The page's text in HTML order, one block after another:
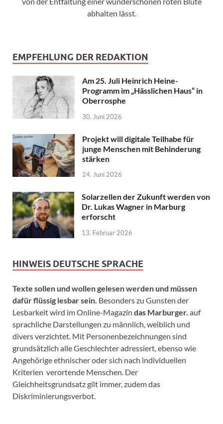
abhalten lässt.
EMPFEHLUNG DER REDAKTION
Am 25. Juli Heinrich Heine-
Programm im „Hässlichen Haus“ in
Oberrosphe
30. Juni 2026
Projekt will digitale Teilhabe für
junge Menschen mit Behinderung
stärken
24. Juni 2026
Solarzellen der Zukunft werden von
Dr. Lukas Wagner in Marburg
erforscht
13. Februar 2026
HINWEIS DEUTSCHE SPRACHE
Texte sollen und wollen gelesen werden und müssen
dafür flüssig lesbar sein. Besonders zu Gunsten der
Lesbarkeit wird im Online-Magazin das Marburger. auf
sprachliche Darstellungen zu männlich, weiblich und
divers verzichtet. Mit Personenbezeichnungen sind
grundsätzlich alle Geschlechter adressiert, ebenso wie
Angehörige ethnischer oder sich nach individuellen
Kriterien verortende Menschen. Der
Gleichheitsgrundsatz gilt immer, zudem das
Diskriminierungsverbot.